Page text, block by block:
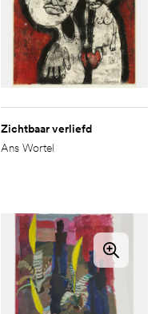
Zichtbaar verliefd
Ans Wortel